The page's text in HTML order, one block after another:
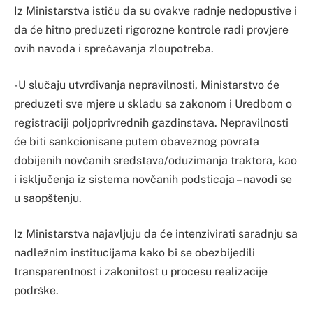
Iz Ministarstva ističu da su ovakve radnje nedopustive i
da će hitno preduzeti rigorozne kontrole radi provjere
ovih navoda i sprečavanja zloupotreba.
-U slučaju utvrđivanja nepravilnosti, Ministarstvo će
preduzeti sve mjere u skladu sa zakonom i Uredbom o
registraciji poljoprivrednih gazdinstava. Nepravilnosti
će biti sankcionisane putem obaveznog povrata
dobijenih novčanih sredstava/oduzimanja traktora, kao
i isključenja iz sistema novčanih podsticaja – navodi se
u saopštenju.
Iz Ministarstva najavljuju da će intenzivirati saradnju sa
nadležnim institucijama kako bi se obezbijedili
transparentnost i zakonitost u procesu realizacije
podrške.